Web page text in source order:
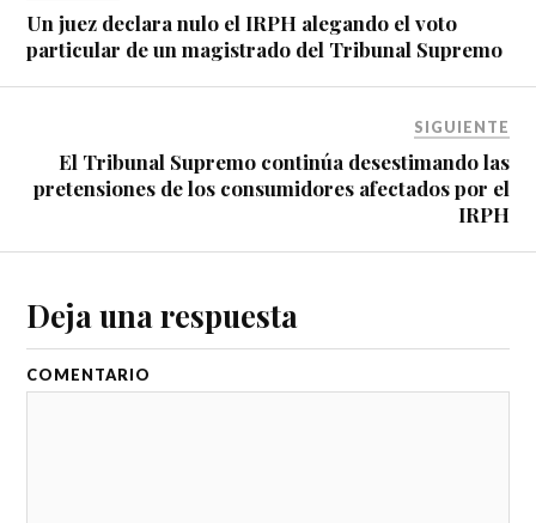
Un juez declara nulo el IRPH alegando el voto
particular de un magistrado del Tribunal Supremo
SIGUIENTE
El Tribunal Supremo continúa desestimando las
pretensiones de los consumidores afectados por el
IRPH
Deja una respuesta
COMENTARIO